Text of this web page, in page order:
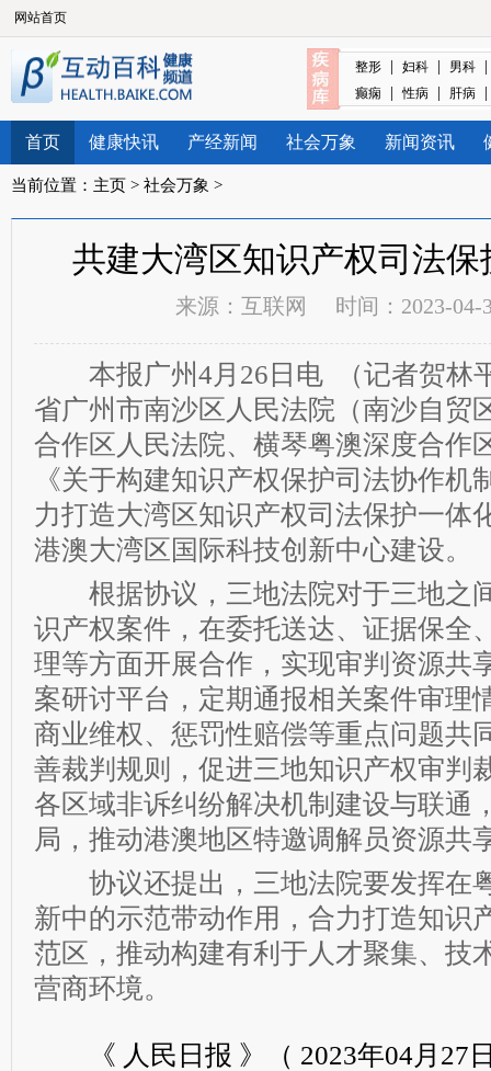
网站首页
整形 | 妇科 | 男科 |
癫痫 | 性病 | 肝病 |
首页 健康快讯 产经新闻 社会万象 新闻资讯
当前位置： 主页 > 社会万象 >
共建大湾区知识产权司法
来源： 互联网 时间：2023-04-
本报广州4月26日电 （记者贺林
省广州市南沙区人民法院（南沙自贸
合作区人民法院、横琴粤澳深度合作
《关于构建知识产权保护司法协作机
力打造大湾区知识产权司法保护一体
港澳大湾区国际科技创新中心建设。
根据协议，三地法院对于三地之
识产权案件，在委托送达、证据保全
理等方面开展合作，实现审判资源共
案研讨平台，定期通报相关案件审理
商业维权、惩罚性赔偿等重点问题共
善裁判规则，促进三地知识产权审判
各区域非诉纠纷解决机制建设与联通
局，推动港澳地区特邀调解员资源共
协议还提出，三地法院要发挥在
新中的示范带动作用，合力打造知识
范区，推动构建有利于人才聚集、技
营商环境。
《 人民日报 》（ 2023年04月27